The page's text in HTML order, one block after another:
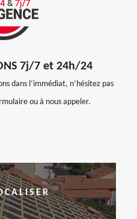
7j/7 et 24h/24
dans l’immédiat, n’hésitez pas
ou à nous appeler.